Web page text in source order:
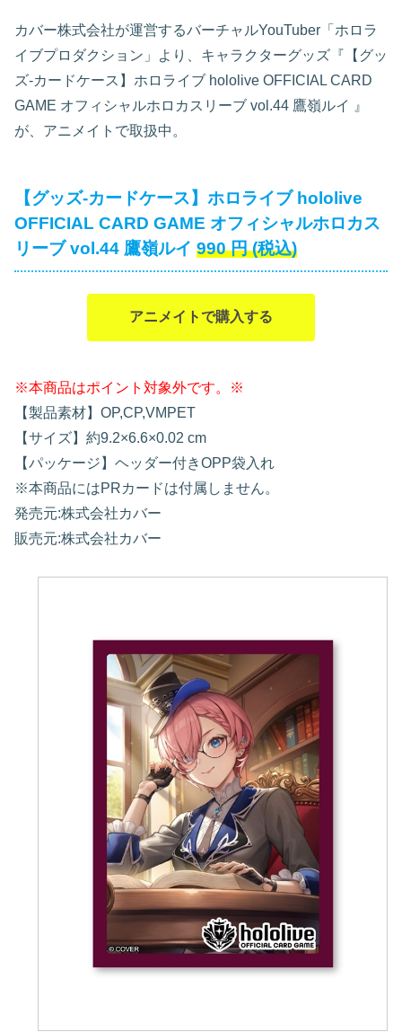
カバー株式会社が運営するバーチャルYouTuber「ホロラ
イブプロダクション」より、キャラクターグッズ『【グッ
ズ-カードケース】ホロライブ hololive OFFICIAL CARD
GAME オフィシャルホロカスリーブ vol.44 鷹嶺ルイ
』
が、アニメイトで取扱中。
【グッズ-カードケース】ホロライブ hololive
OFFICIAL CARD GAME オフィシャルホロカス
リーブ vol.44 鷹嶺ルイ 990 円 (税込)
アニメイトで購入する
※本商品はポイント対象外です。※
【製品素材】OP,CP,VMPET
【サイズ】約9.2×6.6×0.02 cm
【パッケージ】ヘッダー付きOPP袋入れ
※本商品にはPRカードは付属しません。
発売元:株式会社カバー
販売元:株式会社カバー